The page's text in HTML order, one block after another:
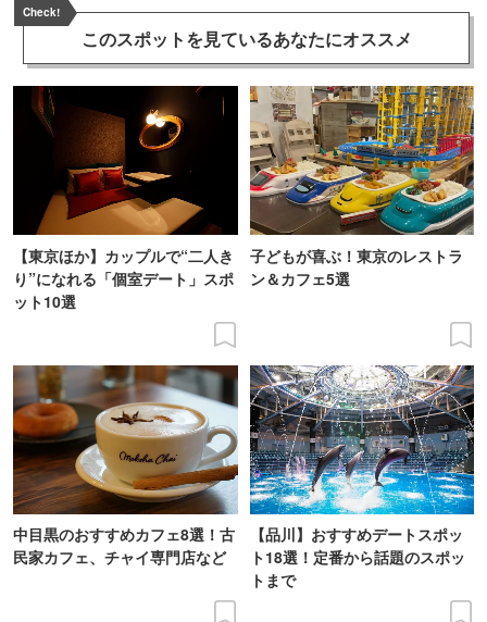
Check!
このスポットを見ているあなたにオススメ
【東京ほか】カップルで“二人き
り”になれる「個室デート」スポ
ット10選
子どもが喜ぶ！東京のレストラ
ン＆カフェ5選
中目黒のおすすめカフェ8選！古
民家カフェ、チャイ専門店など
【品川】おすすめデートスポッ
ト18選！定番から話題のスポッ
トまで